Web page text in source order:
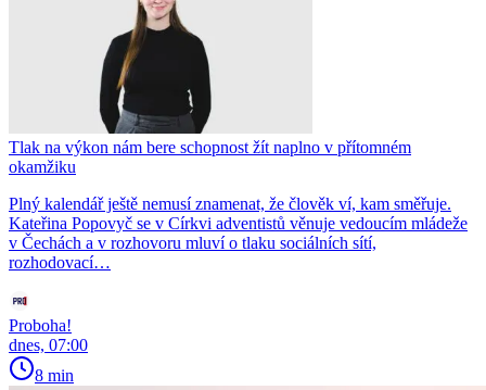
Tlak na výkon nám bere schopnost žít naplno v přítomném
okamžiku
Plný kalendář ještě nemusí znamenat, že člověk ví, kam směřuje.
Kateřina Popovyč se v Církvi adventistů věnuje vedoucím mládeže
v Čechách a v rozhovoru mluví o tlaku sociálních sítí,
rozhodovací…
Proboha!
dnes, 07:00
8 min